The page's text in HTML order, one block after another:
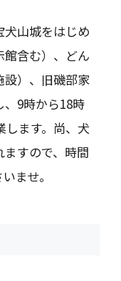
山城をはじめ
含む）、どん
設）、旧磯部家
9時から18時
します。尚、犬
すので、時間
ませ。